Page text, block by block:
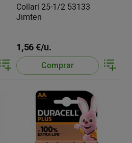
Collarí 25-1/2 53133
Jimten
1,56 €/u.
Comprar